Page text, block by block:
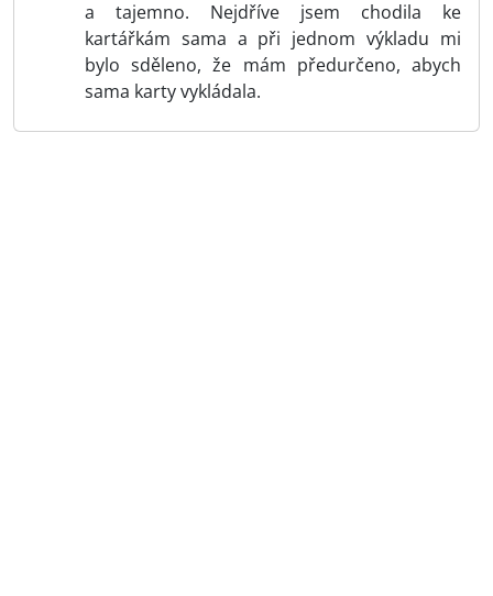
a tajemno. Nejdříve jsem chodila ke
kartářkám sama a při jednom výkladu mi
bylo sděleno, že mám předurčeno, abych
sama karty vykládala.